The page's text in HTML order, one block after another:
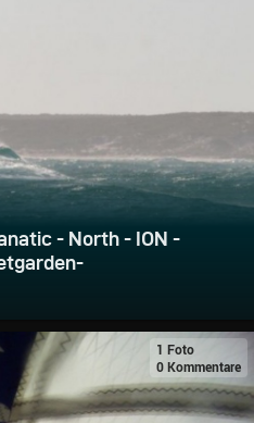
- North - ION -
1 Foto
0 Kommentare